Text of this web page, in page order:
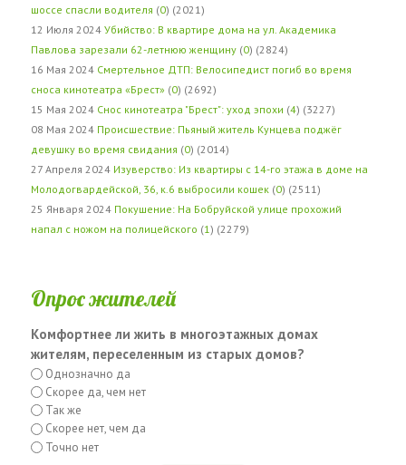
шоссе спасли водителя (0) (2021)
12 Июля 2024 Убийство: В квартире дома на ул. Академика
Павлова зарезали 62-летнюю женщину (0) (2824)
16 Мая 2024 Смертельное ДТП: Велосипедист погиб во время
сноса кинотеатра «Брест» (0) (2692)
15 Мая 2024 Снос кинотеатра "Брест": уход эпохи (4) (3227)
08 Мая 2024 Происшествие: Пьяный житель Кунцева поджёг
девушку во время свидания (0) (2014)
27 Апреля 2024 Изуверство: Из квартиры с 14-го этажа в доме на
Молодогвардейской, 36, к.6 выбросили кошек (0) (2511)
25 Января 2024 Покушение: На Бобруйской улице прохожий
напал с ножом на полицейского (1 ) (2279)
Опрос жителей
Комфортнее ли жить в многоэтажных домах
жителям, переселенным из старых домов?
Однозначно да
Скорее да, чем нет
Так же
Скорее нет, чем да
Точно нет